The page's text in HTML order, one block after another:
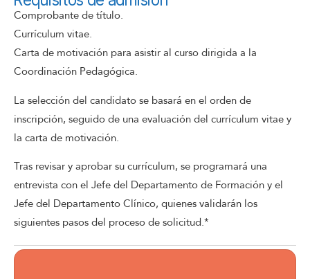
Comprobante de título.
Currículum vitae.
Carta de motivación para asistir al curso dirigida a la
Coordinación Pedagógica.
La selección del candidato se basará en el orden de
inscripción, seguido de una evaluación del currículum vitae y
la carta de motivación.
Tras revisar y aprobar su currículum, se programará una
entrevista con el Jefe del Departamento de Formación y el
Jefe del Departamento Clínico, quienes validarán los
siguientes pasos del proceso de solicitud.*